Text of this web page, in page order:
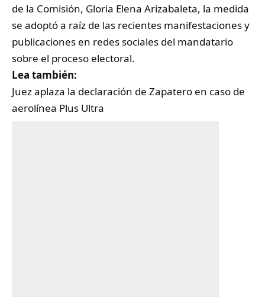
de la Comisión, Gloria Elena Arizabaleta, la medida
se adoptó a raíz de las recientes manifestaciones y
publicaciones en redes sociales del mandatario
sobre el proceso electoral.
Lea también:
Juez aplaza la declaración de Zapatero en caso de
aerolínea Plus Ultra